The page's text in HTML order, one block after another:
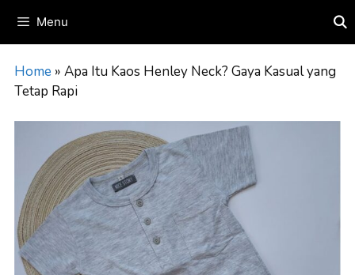
content
Menu
Home » Apa Itu Kaos Henley Neck? Gaya Kasual yang
Tetap Rapi